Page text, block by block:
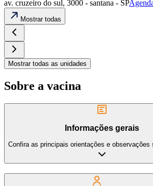
av. cruzeiro do sul, 3000 - santana - SP
Mostrar todas
Mostrar todas as unidades
Sobre a vacina
Informações gerais
Confira as principais orientações e observações